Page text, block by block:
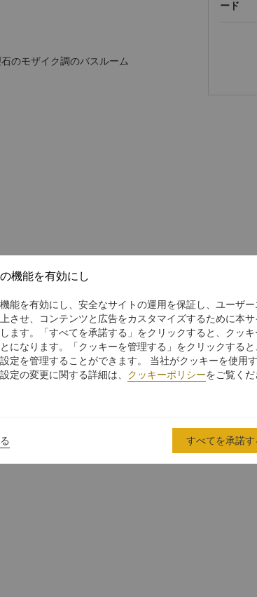
のモザイク調のバスルーム
ード
機能を有効にし
能を有効にし、安全なサイトの運用を保証し、ユーザー
させ、コンテンツと広告をカスタマイズするために本サ
ます。「すべてを承諾する」をクリックすると、クッ
になります。「クッキーを管理する」をクリックする
定を管理することができます。 当社がクッキーを使用
定の変更に関する詳細は、 クッキーポリシーをご覧くだ
すべてを承諾す